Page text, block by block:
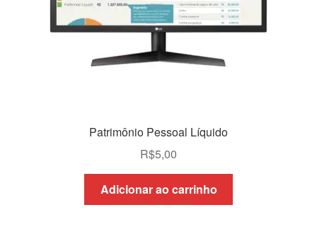
Patrimônio Pessoal Líquido
R$5,00
Adicionar ao carrinho